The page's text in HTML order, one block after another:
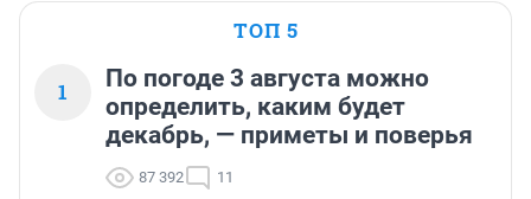
ТОП 5
1
По погоде 3 августа можно
определить, каким будет
декабрь, — приметы и поверья
87 392 11